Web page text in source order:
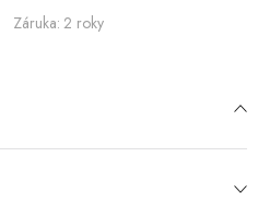
Záruka: 2 roky